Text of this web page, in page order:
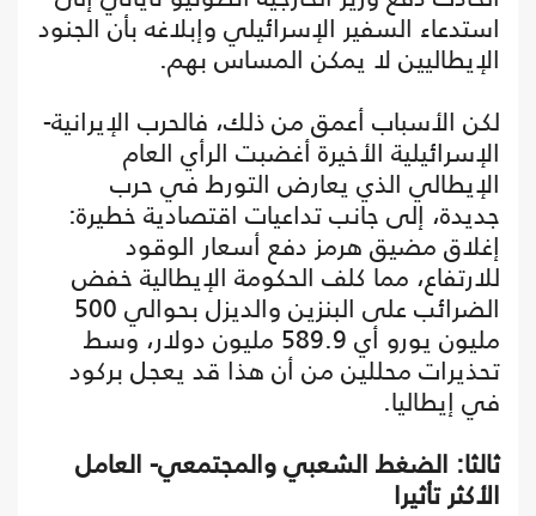
استدعاء السفير الإسرائيلي وإبلاغه بأن الجنود
الإيطاليين لا يمكن المساس بهم.
لكن الأسباب أعمق من ذلك، فالحرب الإيرانية-
الإسرائيلية الأخيرة أغضبت الرأي العام
الإيطالي الذي يعارض التورط في حرب
جديدة، إلى جانب تداعيات اقتصادية خطيرة:
إغلاق مضيق هرمز دفع أسعار الوقود
للارتفاع، مما كلف الحكومة الإيطالية خفض
الضرائب على البنزين والديزل بحوالي 500
مليون يورو أي 589.9 مليون دولار، وسط
تحذيرات محللين من أن هذا قد يعجل بركود
في إيطاليا.
ثالثا: الضغط الشعبي والمجتمعي- العامل
الأكثر تأثيرا